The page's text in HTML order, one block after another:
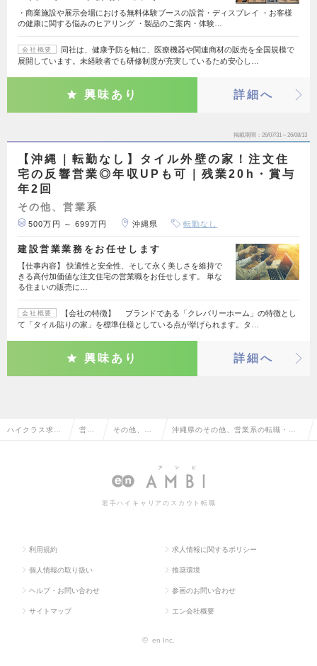
・商業施設や展示会場における無料体験ブースの設営・ディスプレイ ・お客様
の健康に関する悩みのヒアリング ・製品のご案内・体験…
会社概要
同社は、健康予防を軸に、医療機器や関連商材の販売を全国規模で
展開しています。未経験者でも研修制度が充実しているため安心し…
興味あり 詳細へ
掲載期間 26/07/31～26/08/13
【沖縄｜転勤なし】タイル外壁の家！注文住
宅の反響営業◎年収UPも可｜残業20h・賞与
年2回
その他、営業系
500万円 ～ 699万円 沖縄県 転勤なし
建設営業業務をお任せします
【仕事内容】 快適性と安全性、そして永く美しさを維持で
きる高付加価値な注文住宅の営業職をお任せします。 単な
る住まいの販売に…
会社概要
【会社の特徴】 ブランドである「クレバリーホーム」の特徴とし
て「タイル貼りの家」を標準仕様としている点が挙げられます。タ…
興味あり 詳細へ
ハイクラス求人 営業 その他、営 沖縄県のその他、営業系の転職・求
若手ハイキャリアのスカウト転職
利用規約 求人情報に関するポリシー
個人情報の取り扱い 推奨環境
ヘルプ・お問い合わせ 参画のお問い合わせ
サイトマップ エン会社概要
© en Inc.